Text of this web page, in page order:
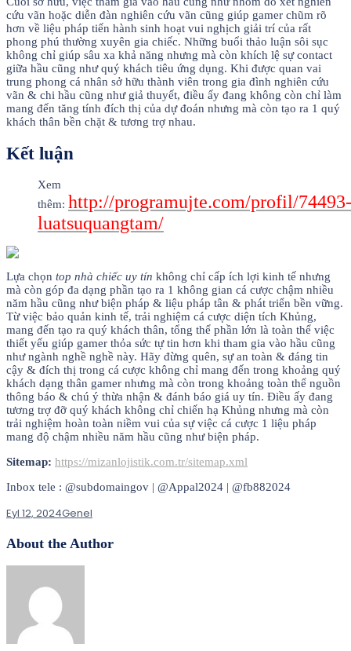
cứu vãn hoặc diễn đàn nghiên cứu vãn cũng giúp gamer chũm rõ
hơn về liệu pháp tiến hành sinh hoạt vui nghịch giải trí của rất
phong phú thường xuyên gia chiếc. Những buổi thảo luận sôi sục
không chỉ giúp sâu xa khả năng nhưng mà còn khích lệ sự contact
giữa hầu cũng như quý khách tiêu ứng dụng. Khi được quan vai
trung phong cá nhân sở hữu thành viên trong gia đình nghiên cứu
vãn & chi hầu cũng như giả thuyết, điều ấy đang không còn chỉ làm
mang đến tăng tính đích thị của dự đoán nhưng mà còn tạo ra 1 quý
khách thân bền chặt & tương trợ nhau.
Kết luận
Xem
thêm: http://programujte.com/profil/74493-
luatsuquangtam/
Lựa chọn top nhà chiếc uy tín không chỉ cấp ích lợi kinh tế nhưng
mà còn góp đa dạng phần tạo ra 1 không gian cá cược chậm nhiều
năm hầu cũng như biện pháp & liệu pháp tân & phát triển bền vững.
Từ việc bảo quản kinh tế, trải nghiệm cá cược diện tích Khủng,
mang đến tạo ra quý khách thân, tổng thể phần lớn là toàn thể việc
thiết yếu giúp gamer thỏa sức tự tin hơn khi tham gia vào hầu cũng
như ngành nghề nghề này. Hãy đừng quên, sự an toàn & đáng tin
cậy & đích thị trong cá cược không chỉ mang đến trong khoảng quý
khách dạng thân gamer nhưng mà còn trong khoảng toàn thể nguồn
thông báo & chú ý thừa nhận & đánh báo giá uy tín. Điều ấy đang
tương trợ đỡ quý khách không chỉ chiến hạ Khủng nhưng mà còn
trải nghiệm hoàn toàn niềm vui của sự việc cá cược 1 liệu pháp
mang độ chậm nhiều năm hầu cũng như biện pháp.
Sitemap: https://mizanlojistik.com.tr/sitemap.xml
Inbox tele : @subdomaingov | @Appal2024 | @fb882024
Eyl 12, 2024Genel
About the Author